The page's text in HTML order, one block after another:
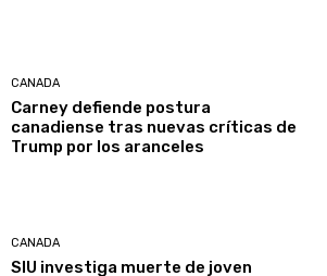
CANADA
Carney defiende postura
canadiense tras nuevas críticas de
Trump por los aranceles
CANADA
SIU investiga muerte de joven